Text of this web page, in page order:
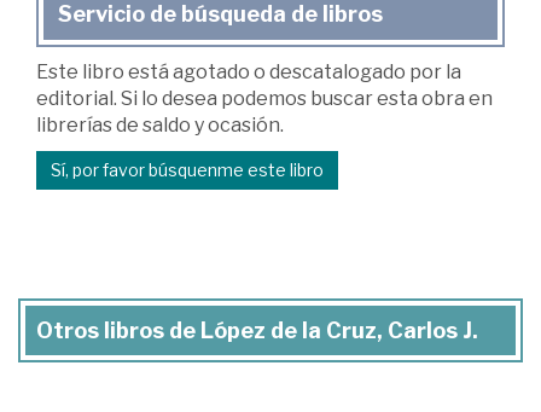
Servicio de búsqueda de libros
Este libro está agotado o descatalogado por la
editorial. Si lo desea podemos buscar esta obra en
librerías de saldo y ocasión.
Sí, por favor búsquenme este libro
Otros libros de López de la Cruz, Carlos J.